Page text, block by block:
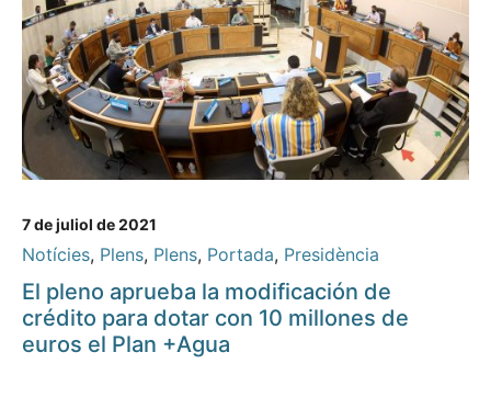
7 de juliol de 2021
Notícies, Plens, Plens, Portada, Presidència
El pleno aprueba la modificación de
crédito para dotar con 10 millones de
euros el Plan +Agua